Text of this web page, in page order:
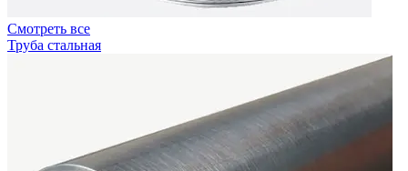
Смотреть все
Труба стальная